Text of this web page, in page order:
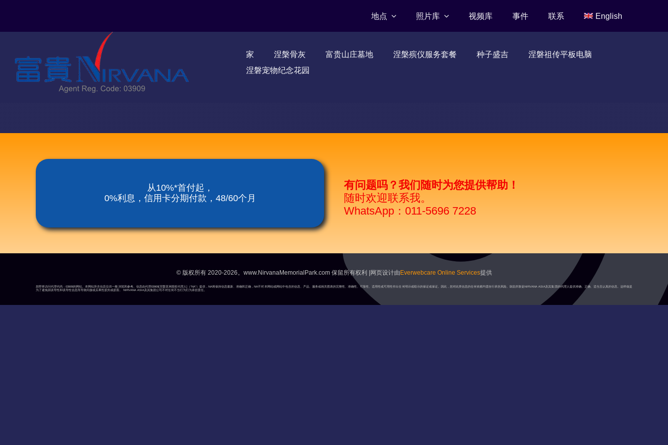
地点 照片库 视频库 事件 联系 English
家 涅槃骨灰 富贵山庄墓地 涅槃殡仪服务套餐 种子盛吉
涅磐祖传平板电脑
涅磐宠物纪念花园
从10%*首付起，
0%利息，信用卡分期付款，48/60个月
有问题吗？我们随时为您提供帮助！
随时欢迎联系我。
WhatsApp：011-5696 7228
© 版权所有 2020-2026。www.NirvanaMemorialPark.com 保留所有权利 |网页设计由 Everwebcare Online Services提供
您即将访问代理代码：03909的网站。本网站所含信息仅供一般浏览和参考。信息由代理03909[涅槃亚洲授权代理人]（“NA”）提供，NA将保持信息最新、准确和正确，NA不对本网站或网站中包含的信息、产品、服务或相关图表的完整性、准确性、可靠性、适用性或可用性作出任何明示或暗示的保证或保证。因此，您对此类信息的任何依赖均需自行承担风险。鼓励并敦促NIRVANA ASIA及其集团的代理人提供准确、正确、适当且认真的信息。这样做是
为了避免因误导性和误导性信息而导致间接或后果性损失或损害。 NIRVANA ASIA及其集团公司不对任何不当行为行为承担责任。